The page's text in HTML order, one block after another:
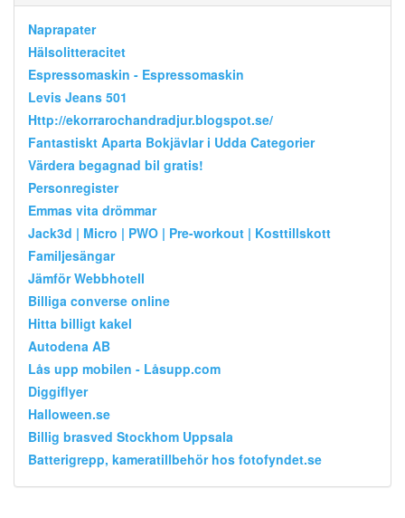
Naprapater
Hälsolitteracitet
Espressomaskin - Espressomaskin
Levis Jeans 501
Http://ekorrarochandradjur.blogspot.se/
Fantastiskt Aparta Bokjävlar i Udda Categorier
Värdera begagnad bil gratis!
Personregister
Emmas vita drömmar
Jack3d | Micro | PWO | Pre-workout | Kosttillskott
Familjesängar
Jämför Webbhotell
Billiga converse online
Hitta billigt kakel
Autodena AB
Lås upp mobilen - Låsupp.com
Diggiflyer
Halloween.se
Billig brasved Stockhom Uppsala
Batterigrepp, kameratillbehör hos fotofyndet.se